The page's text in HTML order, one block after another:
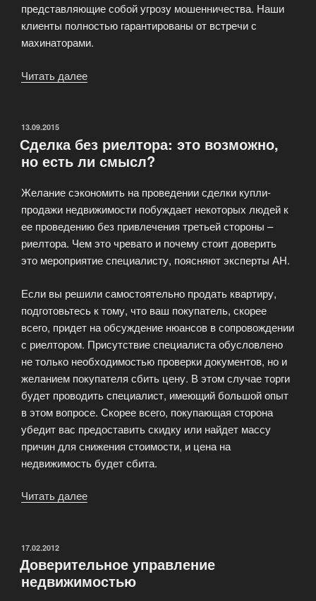
представляющие собой угрозу мошенничества. Наши
клиенты полностью гарантированы от встречи с
махинаторами.
Читать далее
ОПУБЛИКОВАНО
13.09.2015
Сделка без риелтора: это возможно,
но есть ли смысл?
Желание сэкономить на проведении сделки купли-
продажи недвижимости побуждает некоторых людей к
ее проведению без привлечения третьей стороны –
риелтора. Чем это чревато и почему стоит доверить
это мероприятие специалисту, поясняют эксперты АН.
Если вы решили самостоятельно продать квартиру,
подготовьтесь к тому, что ваш покупатель, скорее
всего, придет на обсуждение нюансов в сопровождении
с риелтором. Присутствие специалиста обусловлено
не только необходимостью проверки документов, но и
желанием покупателя сбить цену. В этом случае торги
будет проводить специалист, имеющий большой опыт
в этом вопросе. Скорее всего, покупающая сторона
убедит вас предоставить скидку или найдет массу
причин для снижения стоимости, и цена на
недвижимость будет сбита.
Читать далее
возможно,
но
ОПУБЛИКОВАНО
17.02.2012
Доверительное управление
недвижимостью